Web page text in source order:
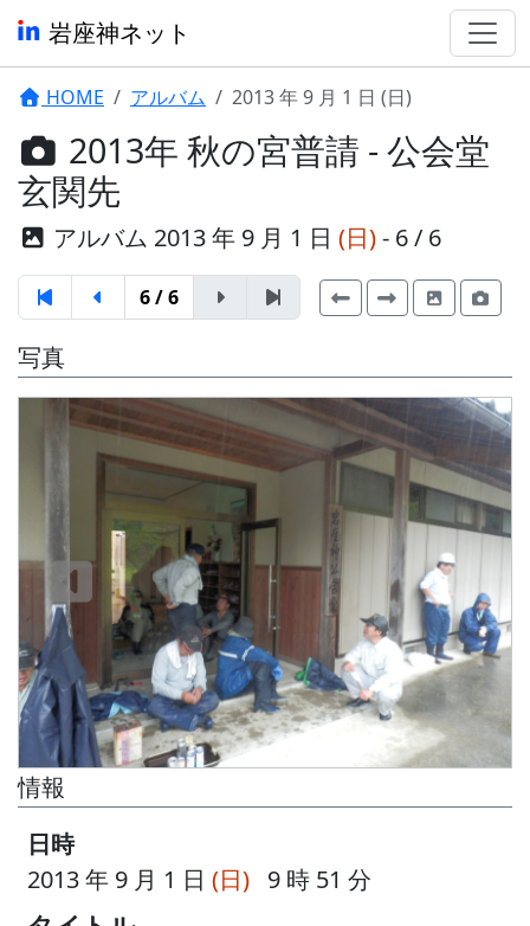
岩座神ネット
HOME アルバム 2013 年 9 月 1 日 (日)
2013年 秋の宮普請 - 公会堂
玄関先
アルバム 2013 年 9 月 1 日 (日)- 6 / 6
6 / 6
写真
情報
日時
2013 年 9 月 1 日 (日) 9 時 51 分